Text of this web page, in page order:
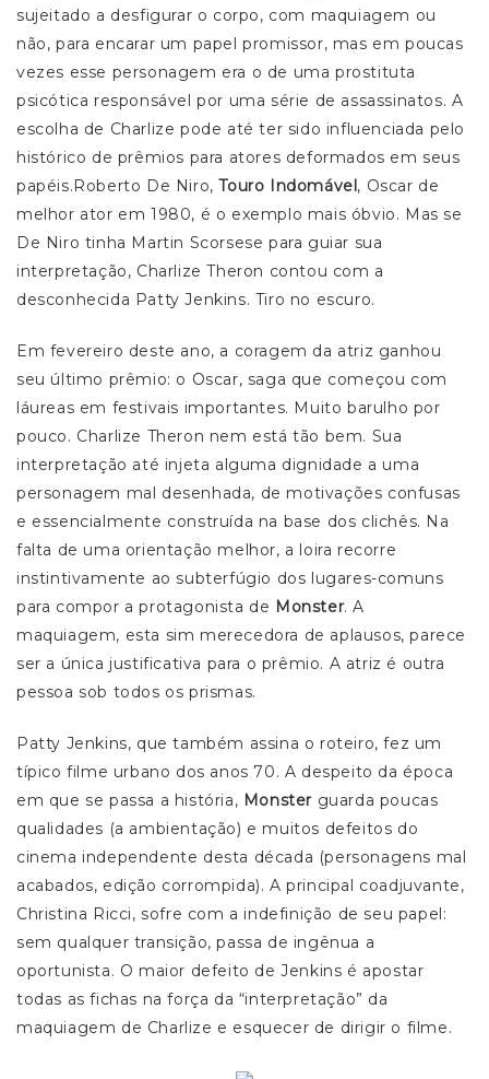
sujeitado a desfigurar o corpo, com maquiagem ou
não, para encarar um papel promissor, mas em poucas
vezes esse personagem era o de uma prostituta
psicótica responsável por uma série de assassinatos. A
escolha de Charlize pode até ter sido influenciada pelo
histórico de prêmios para atores deformados em seus
papéis.Roberto De Niro,Touro Indomável, Oscar de
melhor ator em 1980, é o exemplo mais óbvio. Mas se
De Niro tinha Martin Scorsese para guiar sua
interpretação, Charlize Theron contou com a
desconhecida Patty Jenkins. Tiro no escuro.
Em fevereiro deste ano, a coragem da atriz ganhou
seu último prêmio: o Oscar, saga que começou com
láureas em festivais importantes. Muito barulho por
pouco. Charlize Theron nem está tão bem. Sua
interpretação até injeta alguma dignidade a uma
personagem mal desenhada, de motivações confusas
e essencialmente construída na base dos clichês. Na
falta de uma orientação melhor, a loira recorre
instintivamente ao subterfúgio dos lugares-comuns
para compor a protagonista de Monster. A
maquiagem, esta sim merecedora de aplausos, parece
ser a única justificativa para o prêmio. A atriz é outra
pessoa sob todos os prismas.
Patty Jenkins, que também assina o roteiro, fez um
típico filme urbano dos anos 70. A despeito da época
em que se passa a história, Monster guarda poucas
qualidades (a ambientação) e muitos defeitos do
cinema independente desta década (personagens mal
acabados, edição corrompida). A principal coadjuvante,
Christina Ricci, sofre com a indefinição de seu papel:
sem qualquer transição, passa de ingênua a
oportunista. O maior defeito de Jenkins é apostar
todas as fichas na força da “interpretação” da
maquiagem de Charlize e esquecer de dirigir o filme.